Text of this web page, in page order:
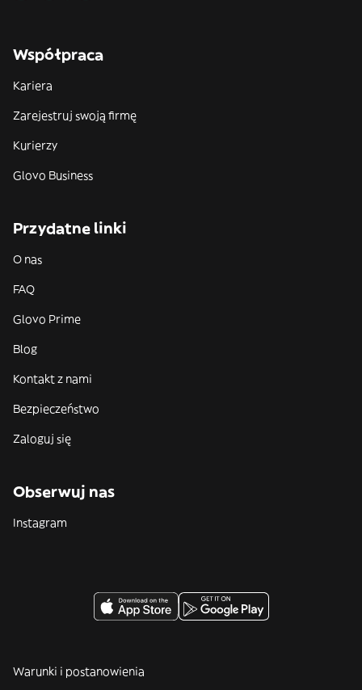
Współpraca
Kariera
Zarejestruj swoją firmę
Kurierzy
Glovo Business
Przydatne linki
O nas
FAQ
Glovo Prime
Blog
Kontakt z nami
Bezpieczeństwo
Zaloguj się
Obserwuj nas
Instagram
Warunki i postanowienia